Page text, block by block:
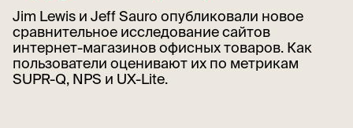
Jim Lewis и Jeff Sauro опубликовали новое
сравнительное исследование сайтов
интернет-магазинов офисных товаров. Как
пользователи оценивают их по метрикам
SUPR-Q, NPS и UX-Lite.